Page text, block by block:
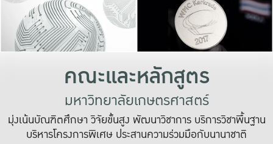
เปลี่ยนแปลง แล
เพื่อทำง
ระบบสารสนเทศ
คณะและหลักสูตร
มหาวิทยาลัยเกษตรศาสตร์
มุ่งเน้นบัณฑิตศึกษา วิจัยขั้นสูง พัฒนาวิชาการ บริการวิชาพื้นฐาน
บริหารโครงการพิเศษ ประสานความร่วมมือกับนานาชาติ